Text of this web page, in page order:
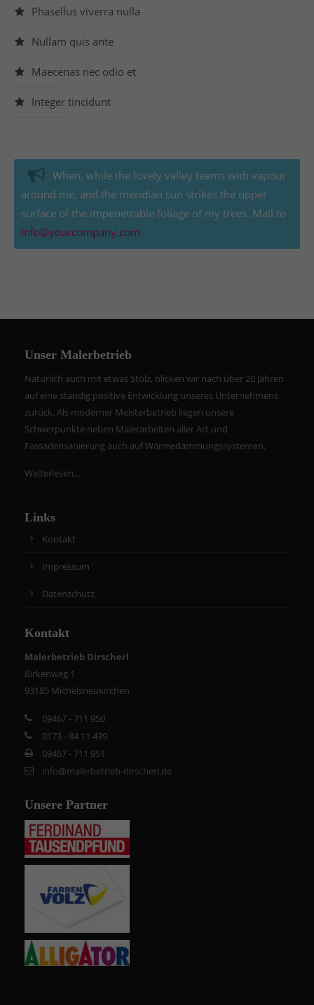
Phasellus viverra nulla
Nullam quis ante
Maecenas nec odio et
Integer tincidunt
When, while the lovely valley teems with vapour
around me, and the meridian sun strikes the upper
surface of the impenetrable foliage of my trees. Mail to
info@yourcompany.com
Unser Malerbetrieb
Natürlich auch mit etwas Stolz, blicken wir nach über 20 Jahren
auf eine ständig positive Entwicklung unseres Unternehmens
zurück. Als moderner Meisterbetrieb liegen unsere
Schwerpunkte neben Malerarbeiten aller Art und
Fassadensanierung auch auf Wärmedämmungssystemen.
Weiterlesen...
Links
Kontakt
Impressum
Datenschutz
Kontakt
Malerbetrieb Dirscherl
Birkenweg 1
93185 Michelsneukirchen
09467 - 711 950
0173 - 84 11 439
09467 - 711 951
info@malerbetrieb-dirscherl.de
Unsere Partner